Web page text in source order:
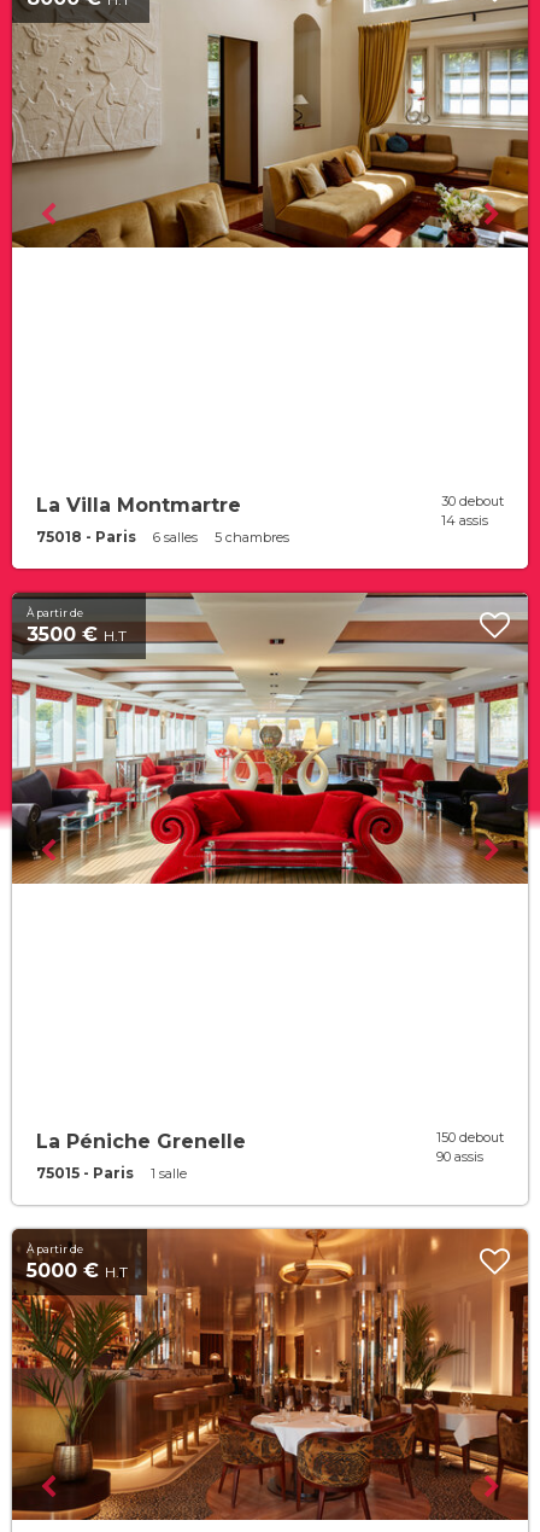
La Villa Montmartre
75018 - Paris 6 salles 5 chambres
30 debout
14 assis
À partir de
3500 € H.T
La Péniche Grenelle
75015 - Paris 1 salle
150 debout
90 assis
À partir de
5000 € H.T